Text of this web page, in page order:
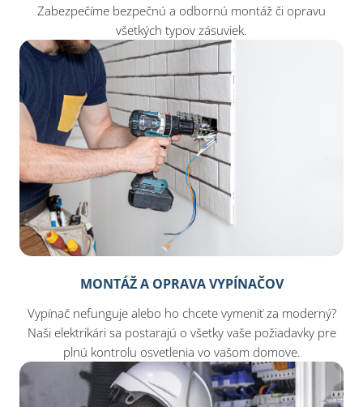
Zabezpečíme bezpečnú a odbornú montáž či opravu
všetkých typov zásuviek.
MONTÁŽ A OPRAVA VYPÍNAČOV
Vypínač nefunguje alebo ho chcete vymeniť za moderný?
Naši elektrikári sa postarajú o všetky vaše požiadavky pre
plnú kontrolu osvetlenia vo vašom domove.